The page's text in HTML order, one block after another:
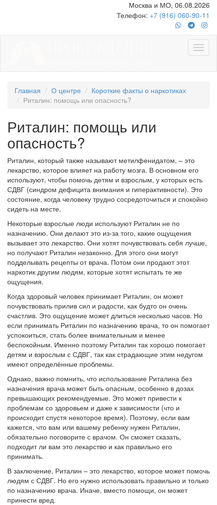
Москва и МО, 06.08.2026
Телефон: +7 (916) 060-90-11
Главная О центре
Короткие факты о наркотиках
Риталин: помощь или опасность?
Риталин: помощь или
опасность?
Риталин, который также называют метилфенидатом, – это
лекарство, которое влияет на работу мозга. В основном его
используют, чтобы помочь детям и взрослым, у которых есть
СДВГ (синдром дефицита внимания и гиперактивности). Это
состояние, когда человеку трудно сосредоточиться и спокойно
сидеть на месте.
Некоторые взрослые люди используют Риталин не по
назначению. Они делают это из-за того, какие ощущения
вызывает это лекарство. Они хотят почувствовать себя лучше,
но получают Риталин незаконно. Для этого они могут
подделывать рецепты от врача. Потом они продают этот
наркотик другим людям, которые хотят испытать те же
ощущения.
Когда здоровый человек принимает Риталин, он может
почувствовать прилив сил и радости, как будто он очень
счастлив. Это ощущение может длиться несколько часов. Но
если принимать Риталин по назначению врача, то он помогает
успокоиться, стать более внимательным и менее
беспокойным. Именно поэтому Риталин так хорошо помогает
детям и взрослым с СДВГ, так как страдающие этим недугом
имеют определённые проблемы.
Однако, важно помнить, что использование Риталина без
назначения врача может быть опасным, особенно в дозах
превышающих рекомендуемые. Это может привести к
проблемам со здоровьем и даже к зависимости (что и
происходит спустя некоторое время). Поэтому, если вам
кажется, что вам или вашему ребенку нужен Риталин,
обязательно поговорите с врачом. Он сможет сказать,
подходит ли вам это лекарство и как правильно его
принимать.
В заключение, Риталин – это лекарство, которое может помочь
людям с СДВГ. Но его нужно использовать правильно и только
по назначению врача. Иначе, вместо помощи, он может
принести вред.